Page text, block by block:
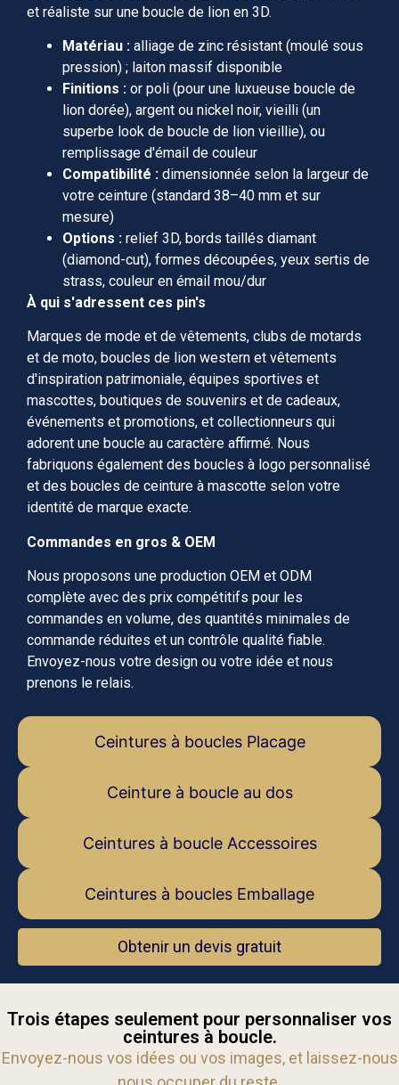
Ceintures à boucles Placage
Ceinture à boucle au dos
Ceintures à boucle Accessoires
Ceintures à boucles Emballage
et réaliste sur une boucle de lion en 3D.
Matériau : alliage de zinc résistant (moulé sous
pression) ; laiton massif disponible
Finitions : or poli (pour une luxueuse boucle de
lion dorée), argent ou nickel noir, vieilli (un
superbe look de boucle de lion vieillie), ou
remplissage d'émail de couleur
Compatibilité : dimensionnée selon la largeur de
votre ceinture (standard 38–40 mm et sur
mesure)
Options : relief 3D, bords taillés diamant
(diamond-cut), formes découpées, yeux sertis de
strass, couleur en émail mou/dur
À qui s'adressent ces pin's
Marques de mode et de vêtements, clubs de motards
et de moto, boucles de lion western et vêtements
d'inspiration patrimoniale, équipes sportives et
mascottes, boutiques de souvenirs et de cadeaux,
événements et promotions, et collectionneurs qui
adorent une boucle au caractère affirmé. Nous
fabriquons également des boucles à logo personnalisé
et des boucles de ceinture à mascotte selon votre
identité de marque exacte.
Commandes en gros & OEM
Nous proposons une production OEM et ODM
complète avec des prix compétitifs pour les
commandes en volume, des quantités minimales de
commande réduites et un contrôle qualité fiable.
Envoyez-nous votre design ou votre idée et nous
prenons le relais.
Obtenir un devis gratuit
Trois étapes seulement pour personnaliser vos
ceintures à boucle.
Envoyez-nous vos idées ou vos images, et laissez-nous